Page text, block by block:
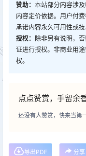
赞助： 本站部分内容涉
内容定价依据。用户付
承诺内容永久可用性或技
授权： 除非另有说明，
证进行授权。非商业用
权。
点点赞赏，手留余
还没有人赞赏，快来当第
导出PDF 分享